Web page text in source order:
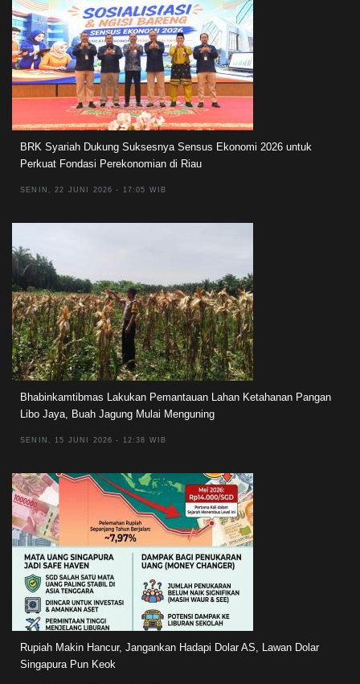
BRK Syariah Dukung Suksesnya Sensus Ekonomi 2026 untuk
Perkuat Fondasi Perekonomian di Riau
SENIN, 22 JUNI 2026 - 17:05 WIB
Bhabinkamtibmas Lakukan Pemantauan Lahan Ketahanan Pangan
Libo Jaya, Buah Jagung Mulai Menguning
SENIN, 15 JUNI 2026 - 12:38 WIB
Rupiah Makin Hancur, Jangankan Hadapi Dolar AS, Lawan Dolar
Singapura Pun Keok